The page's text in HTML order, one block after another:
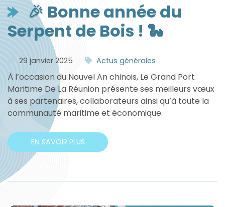
🎉 Bonne année du
Serpent de Bois ! 🐍
29 janvier 2025 Actus générales
À l’occasion du Nouvel An chinois, Le Grand Port
Maritime De La Réunion présente ses meilleurs vœux
à ses partenaires, collaborateurs ainsi qu’à toute la
communauté maritime et économique.
EN SAVOIR PLUS